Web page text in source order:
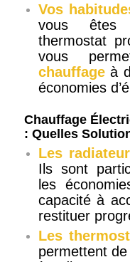
Vos
vous êtes
thermostat
vous
chauffageà
économies
Chauffage
: Quelles
Les
Ils sont
les
capacité à
restituer
Les
permettent